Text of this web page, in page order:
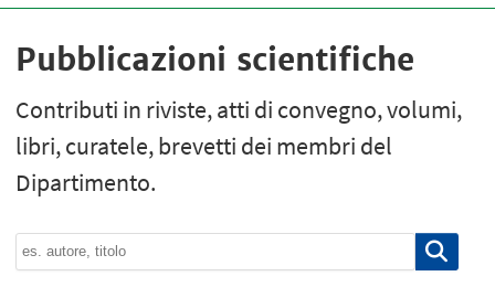
Pubblicazioni scientifiche
Contributi in riviste, atti di convegno, volumi,
libri, curatele, brevetti dei membri del
Dipartimento.